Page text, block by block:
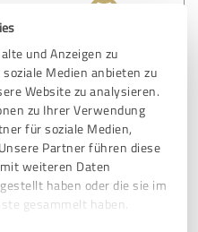
und Anzeigen zu
Medien anbieten zu
Website zu analysieren.
zu Ihrer Verwendung
für soziale Medien,
Partner führen diese
weiteren Daten
haben oder die sie im
gesammelt haben.
über die
eigen Kosten
Das war schon sehr
Jahre und war immer
Stand des Verfahrens